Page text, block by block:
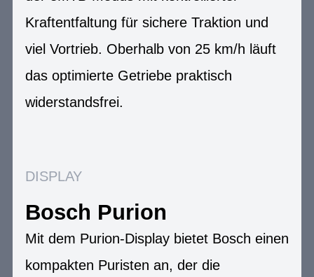
Kraftentfaltung für sichere Traktion und
viel Vortrieb. Oberhalb von 25 km/h läuft
das optimierte Getriebe praktisch
widerstandsfrei.
DISPLAY
Bosch Purion
Mit dem Purion-Display bietet Bosch einen
kompakten Puristen an, der die